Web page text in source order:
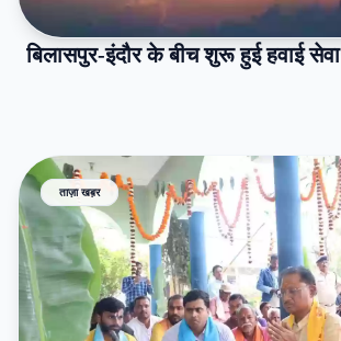
बिलासपुर-इंदौर के बीच शुरू हुई हवाई सेवा
ताज़ा खब़र